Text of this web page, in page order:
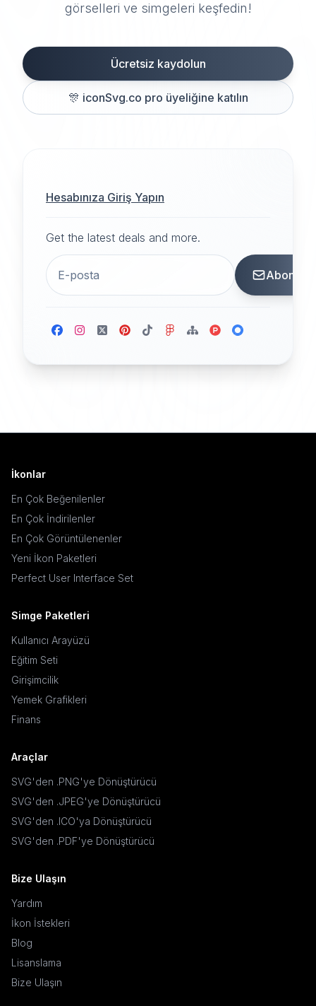
görselleri ve simgeleri keşfedin!
Ücretsiz kaydolun
🎊 iconSvg.co pro üyeliğine katılın
Hesabınıza Giriş Yapın
Get the latest deals and more.
Abone
İkonlar
En Çok Beğenilenler
En Çok İndirilenler
En Çok Görüntülenenler
Yeni İkon Paketleri
Perfect User Interface Set
Simge Paketleri
Kullanıcı Arayüzü
Eğitim Seti
Girişimcilik
Yemek Grafikleri
Finans
Araçlar
SVG'den .PNG'ye Dönüştürücü
SVG'den .JPEG'ye Dönüştürücü
SVG'den .ICO'ya Dönüştürücü
SVG'den .PDF'ye Dönüştürücü
Bize Ulaşın
Yardım
İkon İstekleri
Blog
Lisanslama
Bize Ulaşın